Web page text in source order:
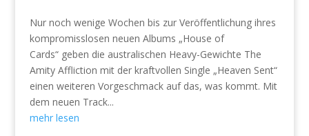
Nur noch wenige Wochen bis zur Veröffentlichung ihres
kompromisslosen neuen Albums „House of
Cards“ geben die australischen Heavy-Gewichte The
Amity Affliction mit der kraftvollen Single „Heaven Sent“
einen weiteren Vorgeschmack auf das, was kommt. Mit
dem neuen Track...
mehr lesen